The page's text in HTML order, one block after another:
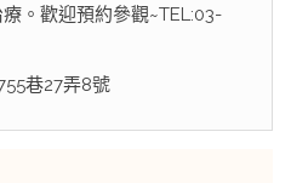
。歡迎預約參觀~TEL:03-
巷27弄8號